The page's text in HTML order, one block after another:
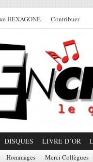
HEXAGONE Contribuer
DISQUES LIVRE D’OR
Hommages Merci Collègues